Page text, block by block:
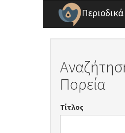
Παράκαμψη προς το κυρίως
Πορεία
Τίτλος